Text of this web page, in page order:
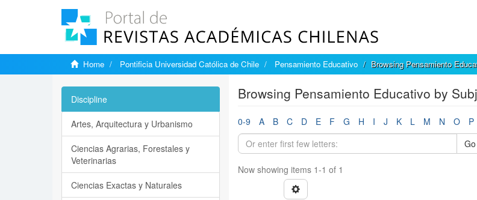
Home Pontificia Universidad Católica de Chile Pensamiento Educativo Browsing Pensamiento
Browsing Pensamiento Educativo by
0-9 A B C D E F G H I J K L M N O P
Go
Now showing items 1-1 of 1
Discipline
Artes, Arquitectura y Urbanismo
Ciencias Agrarias, Forestales y
Veterinarias
Ciencias Exactas y Naturales